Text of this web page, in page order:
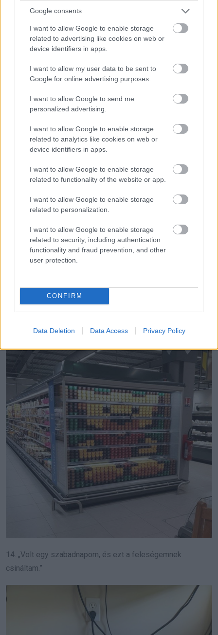
Google consents
I want to allow Google to enable storage
related to advertising like cookies on web or
device identifiers in apps.
I want to allow my user data to be sent to
Google for online advertising purposes.
I want to allow Google to send me
personalized advertising.
I want to allow Google to enable storage
related to analytics like cookies on web or
device identifiers in apps.
I want to allow Google to enable storage
related to functionality of the website or app.
I want to allow Google to enable storage
related to personalization.
I want to allow Google to enable storage
related to security, including authentication
functionality and fraud prevention, and other
user protection.
CONFIRM
Data Deletion Data Access Privacy Policy
elfoglalt vagyok.”
14. „Volt egy szabadnapom, és ezt a feleségemnek
csináltam.”